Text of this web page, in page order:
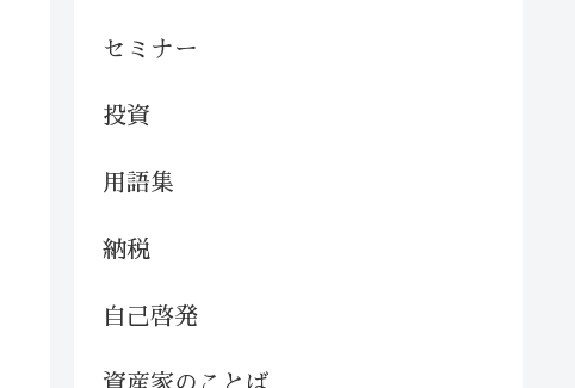
セミナー
投資
用語集
納税
自己啓発
資産家のことば